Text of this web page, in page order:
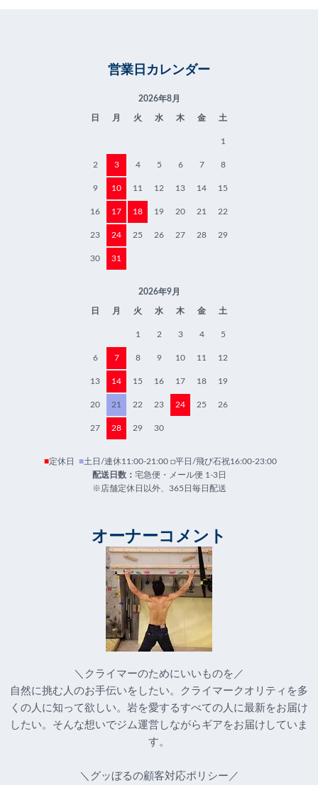
営業日カレンダー
2026年8月
日 月 火 水 木 金 土
1
2 3 4 5 6 7 8
9 10 11 12 13 14 15
16 17 18 19 20 21 22
23 24 25 26 27 28 29
30 31
2026年9月
日 月 火 水 木 金 土
1 2 3 4 5
6 7 8 9 10 11 12
13 14 15 16 17 18 19
20 21 22 23 24 25 26
27 28 29 30
■定休日 ■土日/連休11:00-21:00 □平日/飛び石祝16:00-23:00
配送日数： 宅急便・メール便 1-3日
※店舗定休日以外、365日毎日配送
オーナーコメント
＼クライマーのためにいいものを／
自然に挑む人のお手伝いをしたい。クライマークオリティを多
くの人に知って欲しい。岩を愛するすべての人に最新をお届け
したい。そんな想いでジム運営しながらギアをお届けしていま
す。
＼グッぼるの顧客対応ポリシー／